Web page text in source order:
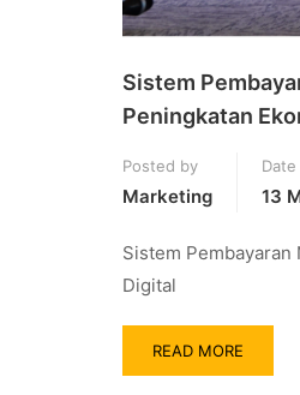
Sistem
Peningkatan
Posted by
Marketing
Date
13
Sistem
Digital
READ MORE